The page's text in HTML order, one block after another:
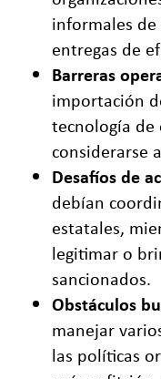
informales
entregas de
Barreras
importación
tecnología de
considerarse
Desafíos de
debían
estatales,
legitimar o
sancionados.
Obstáculos
manejar
las políticas